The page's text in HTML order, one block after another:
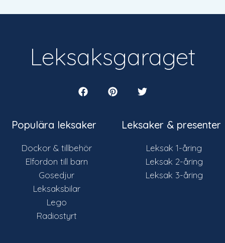
Populära leksaker
Dockor & tillbehör
Elfordon till barn
Gosedjur
Leksaksbilar
Lego
Radiostyrt
Leksaksgaraget
Leksaker & presenter
Leksak 1-åring
Leksak 2-åring
Leksak 3-åring